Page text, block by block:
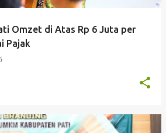
Omzet di Atas Rp 6 Juta per
Pajak